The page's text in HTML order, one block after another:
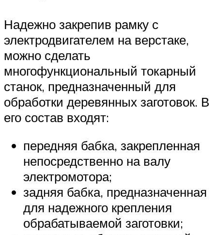
Надежно закрепив рамку с
электродвигателем на верстаке,
можно сделать
многофункциональный токарный
станок, предназначенный для
обработки деревянных заготовок. В
его состав входят:
передняя бабка, закрепленная
непосредственно на валу
электромотора;
задняя бабка, предназначенная
для надежного крепления
обрабатываемой заготовки;